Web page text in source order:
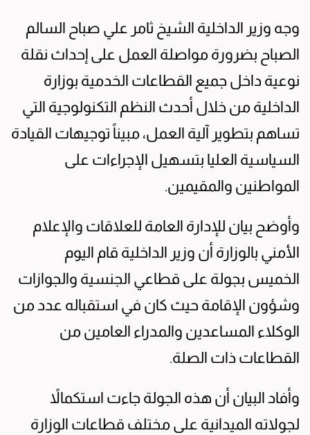
وجه وزير الداخلية الشيخ ثامر علي صباح السالم
الصباح بضرورة مواصلة العمل على إحداث نقلة
نوعية داخل جميع القطاعات الخدمية بوزارة
الداخلية من خلال أحدث النظم التكنولوجية التي
تساهم بتطوير آلية العمل، مبيناً توجيهات القيادة
السياسية العليا بتسهيل الإجراءات على
المواطنين والمقيمين.
وأوضح بيان للإدارة العامة للعلاقات والإعلام
الأمني بالوزارة أن وزير الداخلية قام اليوم
الخميس بجولة على قطاعي الجنسية والجوازات
وشؤون الإقامة حيث كان في استقباله عدد من
الوكلاء المساعدين والمدراء العامين من
القطاعات ذات الصلة.
وأفاد البيان أن هذه الجولة جاءت استكمالاً
لجولاته الميدانية على مختلف قطاعات الوزارة